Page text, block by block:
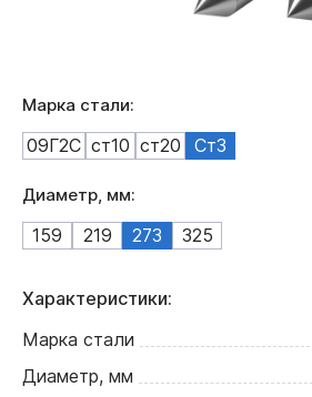
Марка стали:
09Г2С ст10 ст20 Ст3
Диаметр, мм:
159 219 273 325
Характеристики:
Марка стали
Диаметр, мм